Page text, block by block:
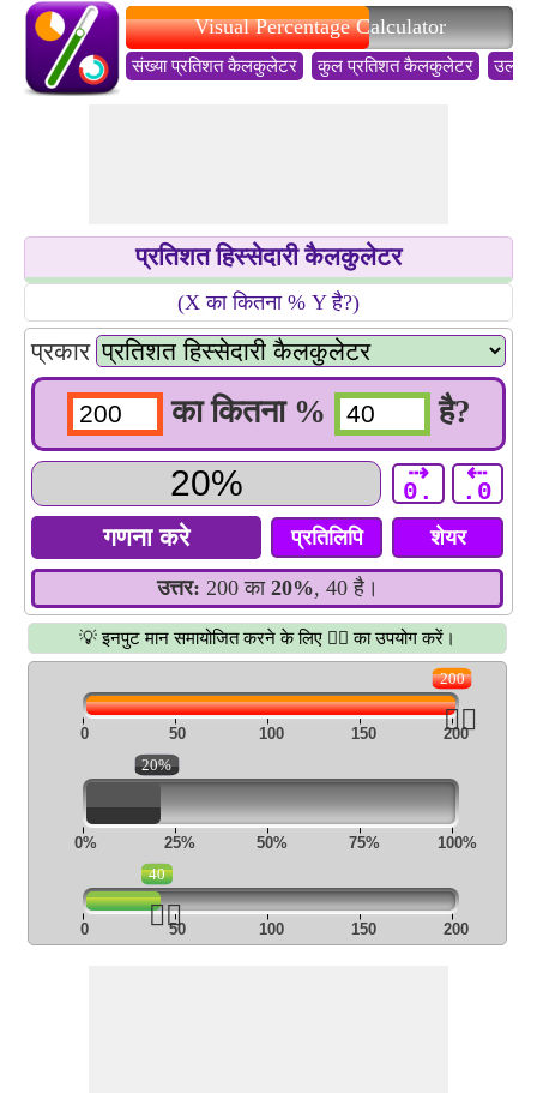
Visual Percentage Calculator
संख्या प्रतिशत कैलकुलेटर कुल प्रतिशत कैलकुलेटर उलटा
प्रतिशत हिस्सेदारी कैलकुलेटर
(X का कितना % Y है?)
प्रकार
का कितना % है?
⇢
0.
⇠
.0
प्रतिलिपि शेयर
उत्तर: 200 का 20%, 40 है।
💡 इनपुट मान समायोजित करने के लिए 👆🏻 का उपयोग करें।
200
👆🏻
0 50 100 150
200
20%
0% 25% 50% 75%
100%
40
👆🏻
0 50 100 150 200